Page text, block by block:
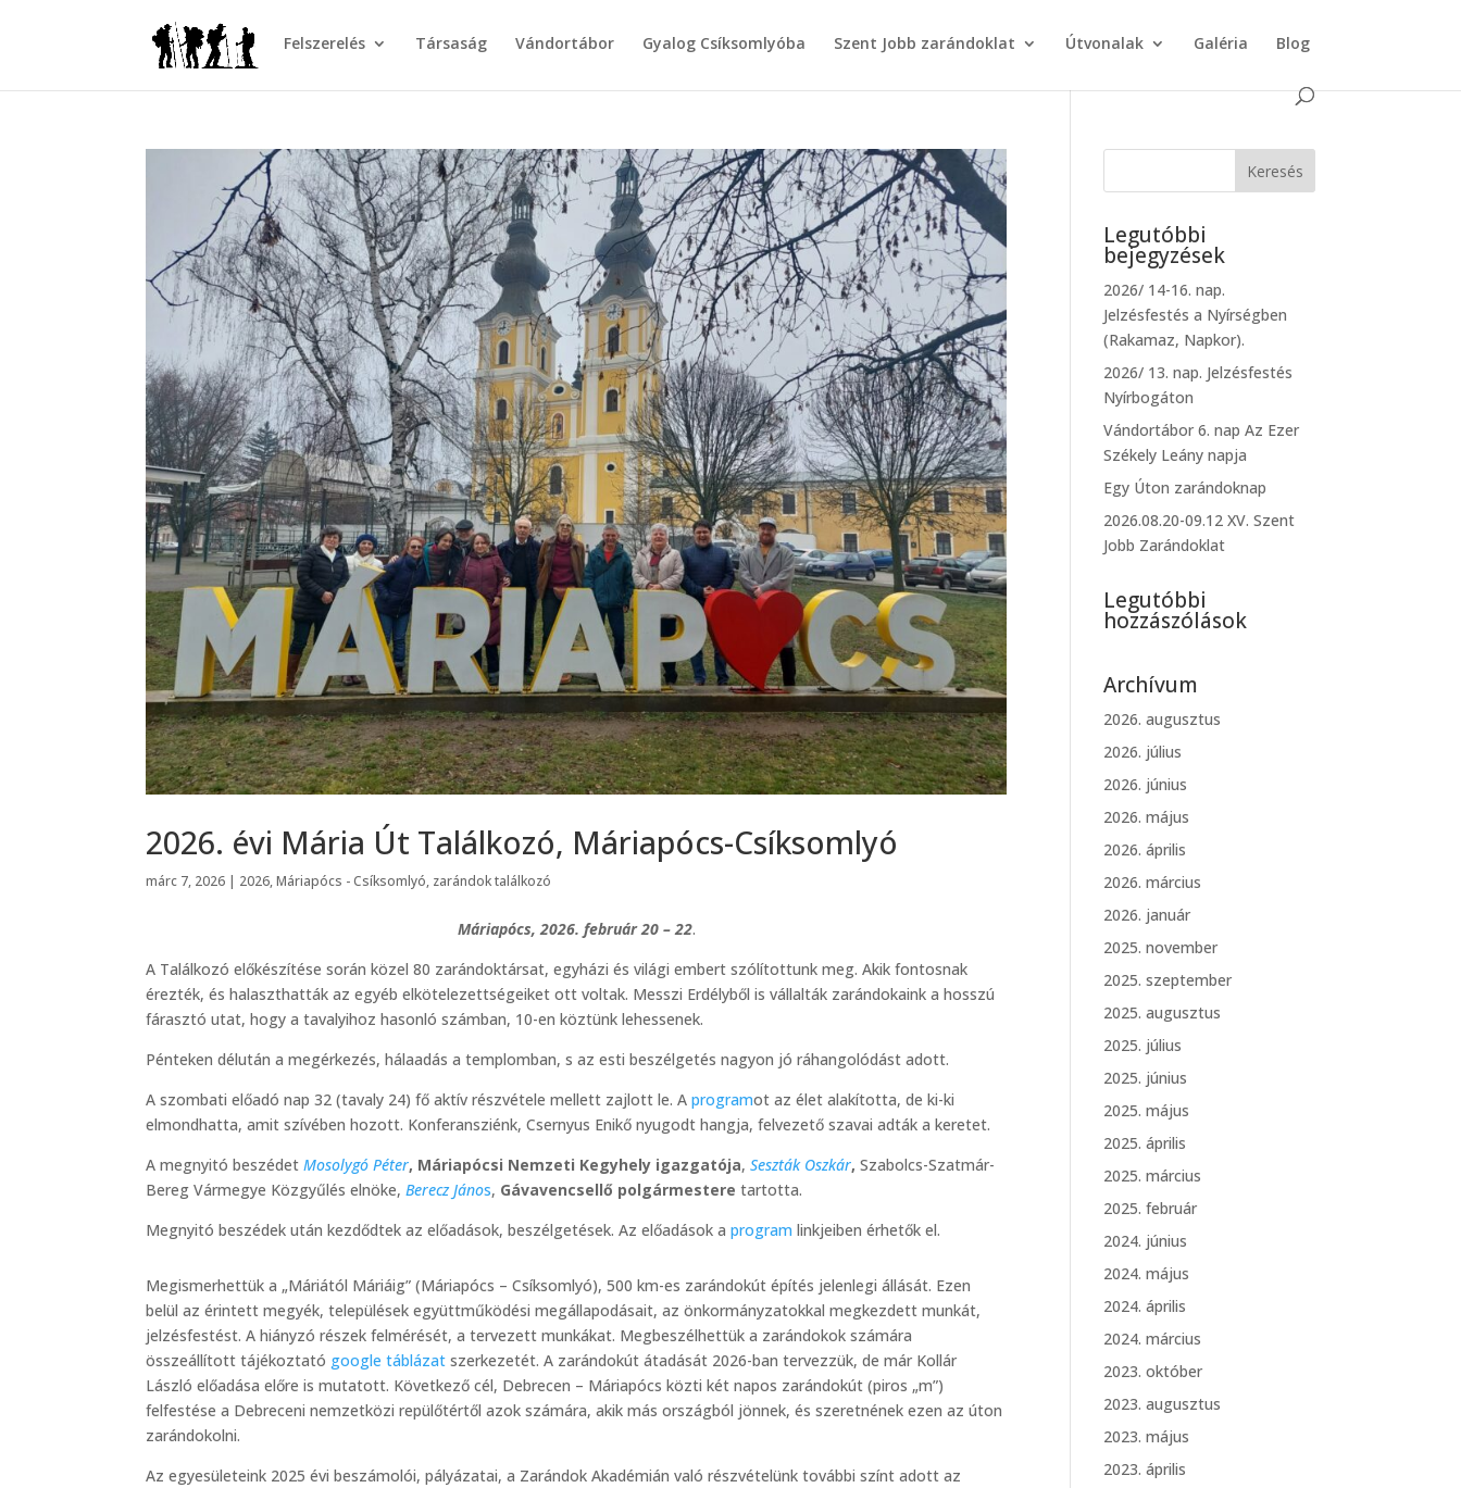
Felszerelés Társaság Vándortábor Gyalog Csíksomlyóba Szent Jobb zarándoklat Útvonalak Galéria Blog
2026. évi Mária Út Találkozó, Máriapócs-Csíksomlyó
márc 7, 2026 | 2026,Máriapócs - Csíksomlyó, zarándok találkozó
Máriapócs, 2026. február 20 – 22.
A Találkozó előkészítése során közel 80 zarándoktársat, egyházi és világi embert szólítottunk meg. Akik fontosnak
érezték, és halaszthatták az egyéb elkötelezettségeiket ott voltak. Messzi Erdélyből is vállalták zarándokaink a hosszú
fárasztó utat, hogy a tavalyihoz hasonló számban, 10-en köztünk lehessenek.
Pénteken délután a megérkezés, hálaadás a templomban, s az esti beszélgetés nagyon jó ráhangolódást adott.
A szombati előadó nap 32 (tavaly 24) fő aktív részvétele mellett zajlott le. Aprogramot az élet alakította, de ki-ki
elmondhatta, amit szívében hozott. Konferansziénk, Csernyus Enikő nyugodt hangja, felvezető szavai adták a keretet.
A megnyitó beszédetMosolygó Péter, Máriapócsi Nemzeti Kegyhely igazgatója,Seszták Oszkár, Szabolcs-Szatmár-
Bereg Vármegye Közgyűlés elnöke,Berecz János, Gávavencsellő polgármestere tartotta.
Megnyitó beszédek után kezdődtek az előadások, beszélgetések. Az előadások aprogram linkjeiben érhetők el.
Megismerhettük a „Máriától Máriáig” (Máriapócs – Csíksomlyó), 500 km-es zarándokút építés jelenlegi állását. Ezen
belül az érintett megyék, települések együttműködési megállapodásait, az önkormányzatokkal megkezdett munkát,
jelzésfestést. A hiányzó részek felmérését, a tervezett munkákat. Megbeszélhettük a zarándokok számára
összeállított tájékoztató google táblázat szerkezetét. A zarándokút átadását 2026-ban tervezzük, de már Kollár
László előadása előre is mutatott. Következő cél, Debrecen – Máriapócs közti két napos zarándokút (piros „m”)
felfestése a Debreceni nemzetközi repülőtértől azok számára, akik más országból jönnek, és szeretnének ezen az úton
zarándokolni.
Az egyesületeink 2025 évi beszámolói, pályázatai, a Zarándok Akadémián való részvételünk további színt adott az
Legutóbbi
bejegyzések
2026/ 14-16. nap.
Jelzésfestés a Nyírségben
(Rakamaz, Napkor).
2026/ 13. nap. Jelzésfestés
Nyírbogáton
Vándortábor 6. nap Az Ezer
Székely Leány napja
Egy Úton zarándoknap
2026.08.20-09.12 XV. Szent
Jobb Zarándoklat
Legutóbbi
hozzászólások
Archívum
2026. augusztus
2026. július
2026. június
2026. május
2026. április
2026. március
2026. január
2025. november
2025. szeptember
2025. augusztus
2025. július
2025. június
2025. május
2025. április
2025. március
2025. február
2024. június
2024. május
2024. április
2024. március
2023. október
2023. augusztus
2023. május
2023. április